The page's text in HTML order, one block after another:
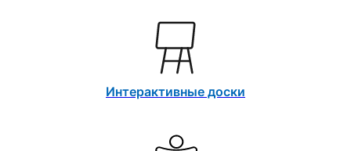
Интерактивные доски